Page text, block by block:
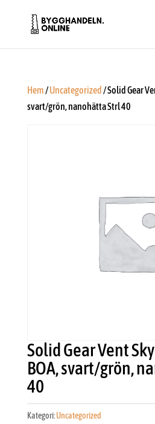
Hem/Uncategorized / Solid Gear
svart/grön, nanohätta Strl 40
Solid Gear Vent
BOA, svart/grön,
40
Kategori:Uncategorized